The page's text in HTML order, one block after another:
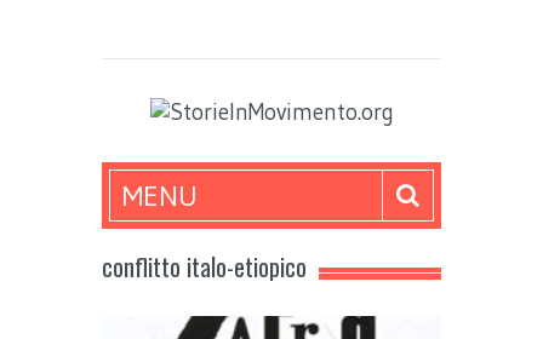
MENU
conflitto italo-etiopico